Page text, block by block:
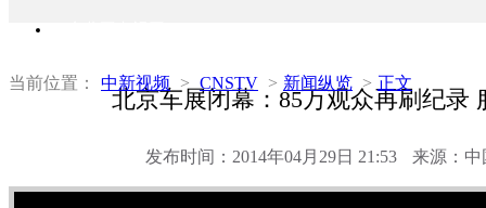
当前位置： 中新视频 > CNSTV > 新闻纵览 > 正文
北京车展闭幕：85万观众再刷纪录
发布时间：2014年04月29日 21:53 来源：中